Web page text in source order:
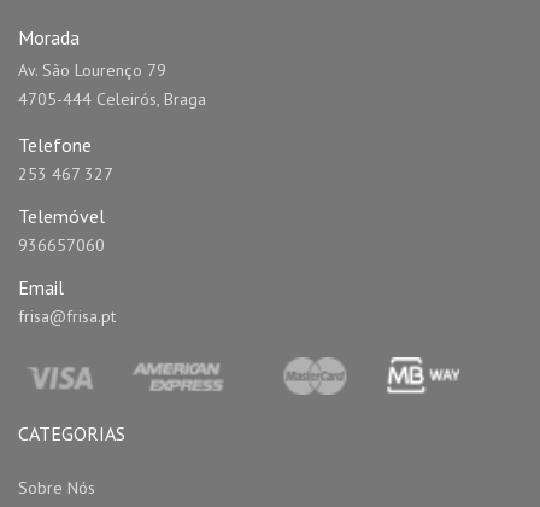
Morada
Av. São Lourenço 79
4705-444 Celeirós, Braga
Telefone
253 467 327
Telemóvel
936657060
Email
frisa@frisa.pt
CATEGORIAS
Sobre Nós